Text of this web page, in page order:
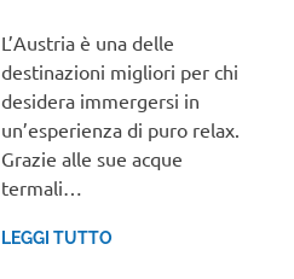
L’Austria è una delle
destinazioni migliori per chi
desidera immergersi in
un’esperienza di puro relax.
Grazie alle sue acque
termali…
LEGGI TUTTO